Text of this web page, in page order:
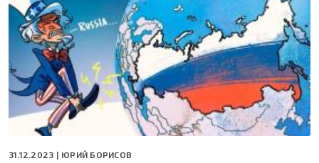
31.12.2023 | ЮРИЙ БОРИСОВ